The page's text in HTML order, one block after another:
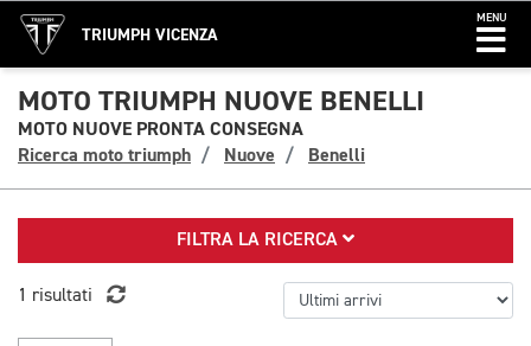
TRIUMPH VICENZA
MENU
MOTO TRIUMPH NUOVE BENELLI
MOTO NUOVE PRONTA CONSEGNA
Ricerca moto triumph
Nuove Benelli
FILTRA LA RICERCA
1 risultati